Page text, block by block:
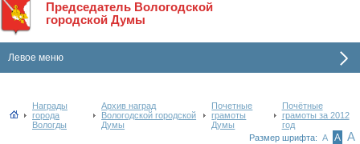
Председатель Вологодской
городской Думы
Левое меню
Награды
города
Вологды
Архив наград
Вологодской городской
Думы
Почетные
грамоты
Думы
Почётные
грамоты за 2012
год
Размер шрифта: А А А